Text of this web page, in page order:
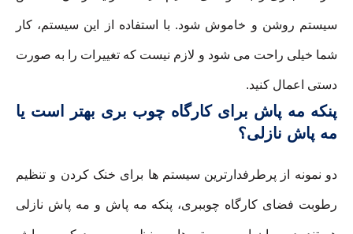
سیستم روشن و خاموش شود. با استفاده از این سیستم، کار
شما خیلی راحت می شود و لازم نیست که تغییرات را به صورت
دستی اعمال کنید.
پنکه مه پاش برای کارگاه چوب بری بهتر است یا
مه پاش نازلی؟
دو نمونه از پرطرفدارترین سیستم ها برای خنک کردن و تنظیم
رطوبت فضای کارگاه چوببری، پنکه مه پاش و مه پاش نازلی